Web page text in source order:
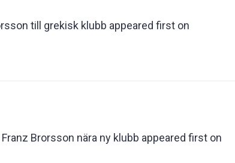
till grekisk klubb appeared first on
Brorsson nära ny klubb appeared first on